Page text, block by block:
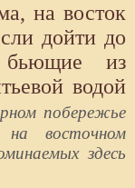
на восток
дойти до
из
водой
побережье
восточном
здесь